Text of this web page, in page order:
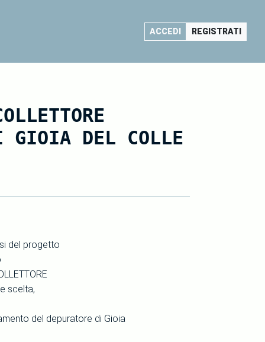
ACCEDI REGISTRATI
DEL COLLE
del progetto
scelta,
del depuratore di Gioia